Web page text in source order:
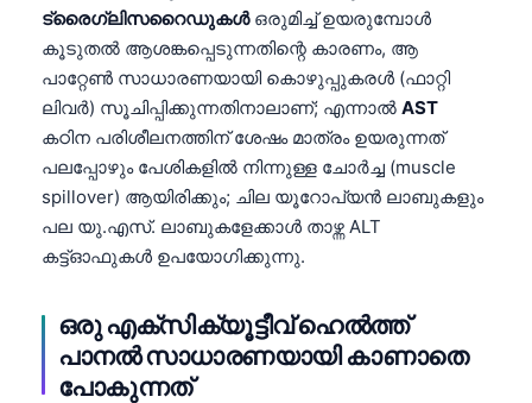
ട്രൈഗ്ലിസറൈഡുകൾഒരുമിച്ച് ഉയരുമ്പോൾ
കൂടുതൽ ആശങ്കപ്പെടുന്നതിന്റെ കാരണം, ആ
പാറ്റേൺ സാധാരണയായി കൊഴുപ്പുകരൾ (ഫാറ്റി
ലിവർ) സൂചിപ്പിക്കുന്നതിനാലാണ്; എന്നാൽ AST
കഠിന പരിശീലനത്തിന് ശേഷം മാത്രം ഉയരുന്നത്
പലപ്പോഴും പേശികളിൽ നിന്നുള്ള ചോർച്ച (muscle
spillover) ആയിരിക്കും; ചില യൂറോപ്യൻ ലാബുകളും
പല യു.എസ്. ലാബുകളേക്കാൾ താഴ്ന്ന ALT
കട്ട്‌ഓഫുകൾ ഉപയോഗിക്കുന്നു.
ഒരു എക്സിക്യൂട്ടീവ് ഹെൽത്ത്
പാനൽ സാധാരണയായി കാണാതെ
പോകുന്നത്
سنڌي
සිංහල
Galego
Latviešu valoda
Македонски јазик
Euskara
Gàidhlig
Occitan
العربية المغربية